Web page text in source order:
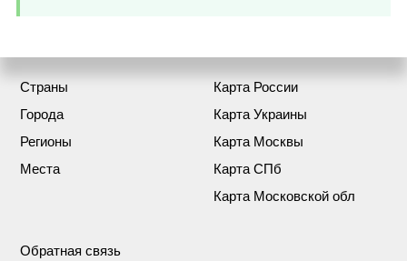
Страны
Города
Регионы
Места
Карта России
Карта Украины
Карта Москвы
Карта СПб
Карта Московской обл
Обратная связь